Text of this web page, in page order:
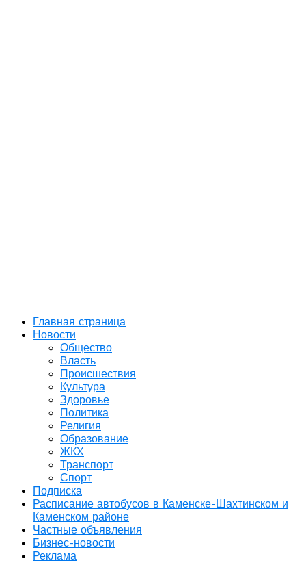
Главная страница
Новости
Общество
Власть
Происшествия
Культура
Здоровье
Политика
Религия
Образование
ЖКХ
Транспорт
Спорт
Подписка
Расписание автобусов в Каменске-Шахтинском и
Каменском районе
Частные объявления
Бизнес-новости
Реклама